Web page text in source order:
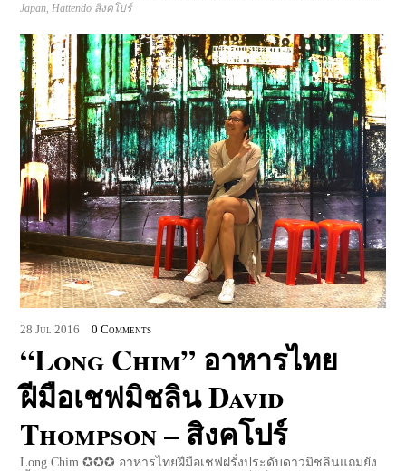
Japan Hattendo สิงคโปร์
28 Jul 2016 0 Comments
“Long Chim” อาหารไทย
ฝีมือเชฟมิชลิน David
Thompson – สิงคโปร์
Long Chim ✪✪✪ อาหารไทยฝีมือเชฟฝรั่งประดับดาวมิชลินแถมยัง